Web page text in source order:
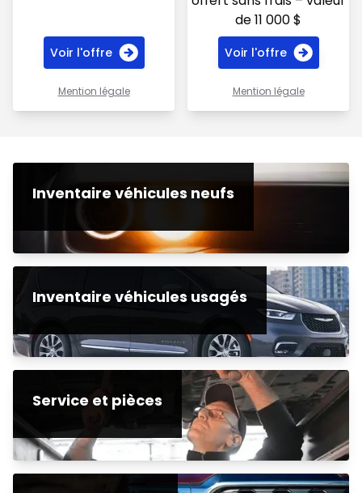
Voir l'offre
Mention légale
de 11 000 $
Voir l'offre
Mention légale
Inventaire véhicules neufs
Inventaire véhicules usagés
Service et pièces